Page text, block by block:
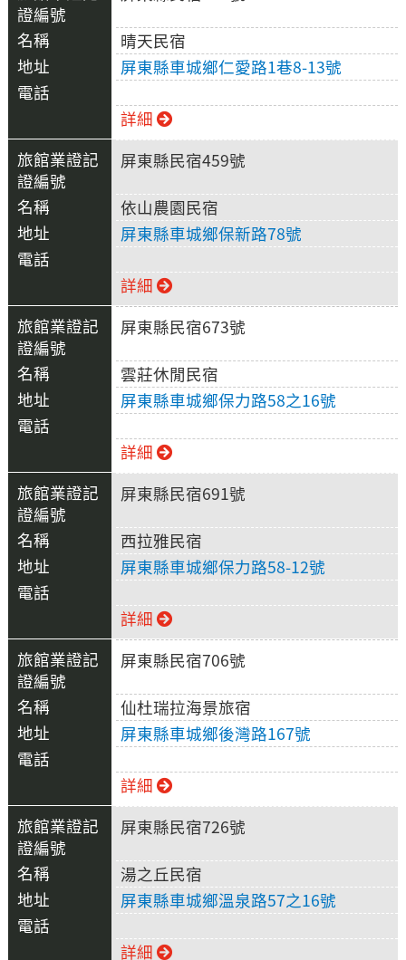
晴天民宿
屏東縣車城鄉仁愛路1巷8-13號
詳細
屏東縣民宿459號
依山農園民宿
屏東縣車城鄉保新路78號
詳細
屏東縣民宿673號
雲莊休閒民宿
屏東縣車城鄉保力路58之16號
詳細
屏東縣民宿691號
西拉雅民宿
屏東縣車城鄉保力路58-12號
詳細
屏東縣民宿706號
仙杜瑞拉海景旅宿
屏東縣車城鄉後灣路167號
詳細
屏東縣民宿726號
湯之丘民宿
屏東縣車城鄉溫泉路57之16號
詳細